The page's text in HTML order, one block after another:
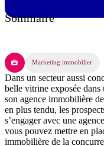
Sommaire
Marketing immobilier
Dans un secteur aussi
belle vitrine exposée
son agence immobilière
en plus tendu, les
s’engager avec une
vous pouvez mettre en
immobilière de la